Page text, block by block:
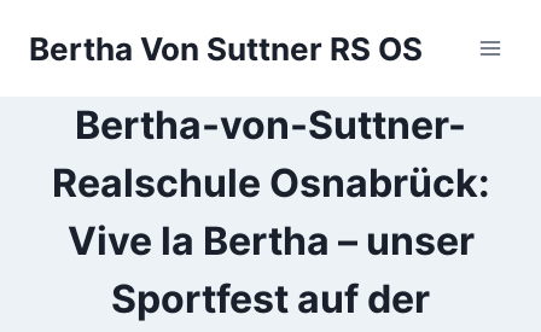
InhaltBertha Von Suttner RS OS
Bertha-von-Suttner-
Realschule Osnabrück:
Vive la Bertha – unser
Sportfest auf der